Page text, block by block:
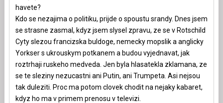
havete?
Kdo se nezajima o politiku, prijde o spoustu srandy. Dnes jsem
se strasne zasmal, kdyz jsem slysel zpravu, ze se v Rotschild
Cyty slezou francizska buldoge, nemecky mopslik a anglicky
Yorkser s ukrouskym potkanem a budou vyjednavat, jak
roztrhaji ruskeho medveda. Jen byla hlasatekla zklamana, ze
se te sleziny nezucastni ani Putin, ani Trumpeta. Asi nejsou
tak duleziti. Proc ma potom clovek chodit na nejaky kabaret,
kdyz ho ma v primem prenosu v televizi.